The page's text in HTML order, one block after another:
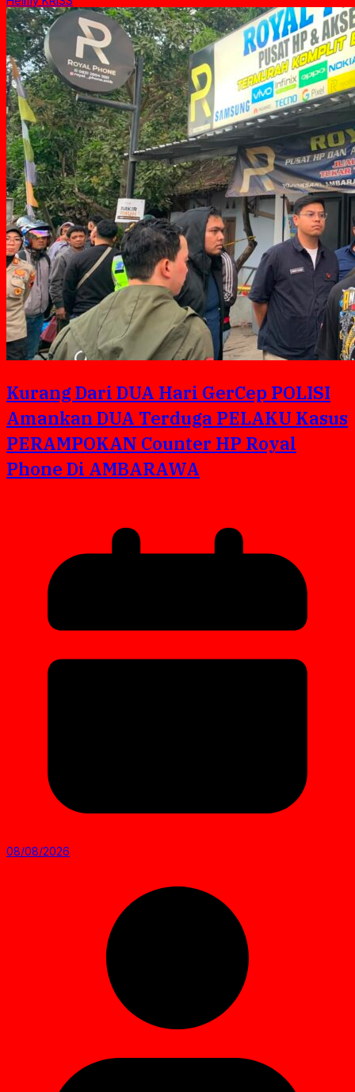
Kurang Dari DUA Hari GerCep POLISI
Amankan DUA Terduga PELAKU Kasus
PERAMPOKAN Counter HP Royal
Phone Di AMBARAWA
08/08/2026